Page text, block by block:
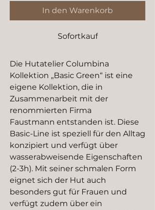
In den Warenkorb
Sofortkauf
Die Hutatelier Columbina
Kollektion „Basic Green“ ist eine
eigene Kollektion, die in
Zusammenarbeit mit der
renommierten Firma
Faustmann entstanden ist. Diese
Basic-Line ist speziell für den Alltag
konzipiert und verfügt über
wasserabweisende Eigenschaften
(2-3h). Mit seiner schmalen Form
eignet sich der Hut auch
besonders gut für Frauen und
verfügt zudem über ein